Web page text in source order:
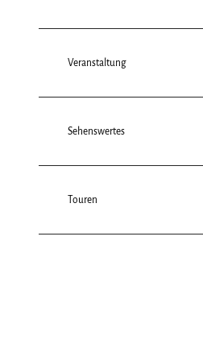
Veranstaltung
Sehenswertes
Touren